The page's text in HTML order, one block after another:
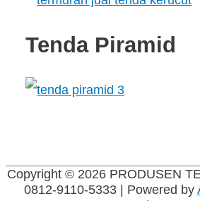
Tenda Piramid
Copyright © 2026 PRODUSEN
0812-9110-5333| Powered by